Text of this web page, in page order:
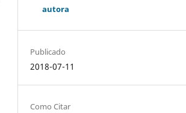
autora
Publicado
2018-07-11
Como Citar